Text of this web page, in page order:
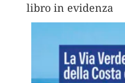
libro in evidenza